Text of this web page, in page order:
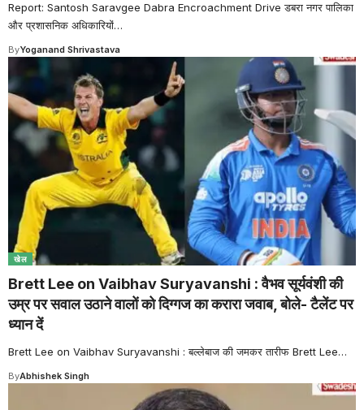
Report: Santosh Saravgee Dabra Encroachment Drive डबरा नगर पालिका
और प्रशासनिक अधिकारियों…
ByYoganand Shrivastava
खेल
Brett Lee on Vaibhav Suryavanshi : वैभव सूर्यवंशी की
उम्र पर सवाल उठाने वालों को दिग्गज का करारा जवाब, बोले- टैलेंट पर
ध्यान दें
Brett Lee on Vaibhav Suryavanshi : बल्लेबाज की जमकर तारीफ Brett Lee…
ByAbhishek Singh